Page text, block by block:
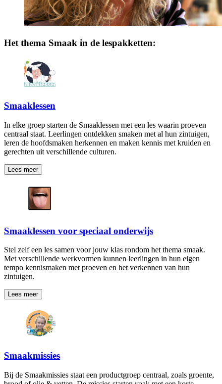
Het thema Smaak in de lespakketten:
Smaaklessen
In elke groep starten de Smaaklessen met een les waarin proeven
centraal staat. Leerlingen ontdekken smaken met al hun zintuigen,
leren de hoofdsmaken herkennen en maken kennis met kruiden en
gerechten uit verschillende culturen.
Lees meer
Smaaklessen voor speciaal onderwijs
Stel zelf een les samen voor jouw klas rondom het thema smaak.
Met verschillende werkvormen kunnen leerlingen in hun eigen
tempo kennismaken met proeven en het verkennen van hun
zintuigen.
Lees meer
Smaakmissies
Bij de Smaakmissies staat een productgroep centraal, zoals groente,